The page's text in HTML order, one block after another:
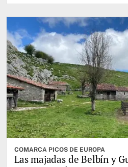
COMARCA PICOS DE EUROPA
Las majadas de Belbín y